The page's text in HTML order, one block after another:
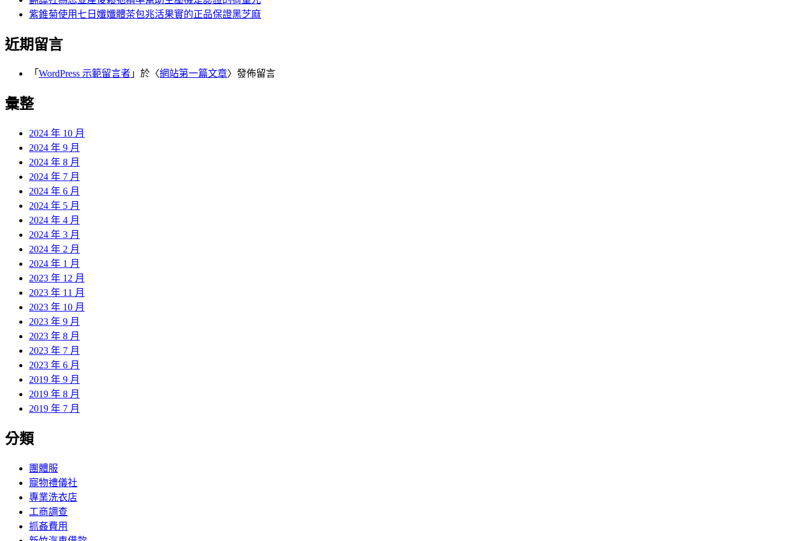
紫錐菊使用七日孅孅體茶包兆活果實的正品保證黑芝麻
近期留言
「 WordPress 示範留言者 」於〈網站第一篇文章〉發佈留言
彙整
2024 年 10 月
2024 年 9 月
2024 年 8 月
2024 年 7 月
2024 年 6 月
2024 年 5 月
2024 年 4 月
2024 年 3 月
2024 年 2 月
2024 年 1 月
2023 年 12 月
2023 年 11 月
2023 年 10 月
2023 年 9 月
2023 年 8 月
2023 年 7 月
2023 年 6 月
2019 年 9 月
2019 年 8 月
2019 年 7 月
分類
團體服
寵物禮儀社
專業洗衣店
工商調查
抓姦費用